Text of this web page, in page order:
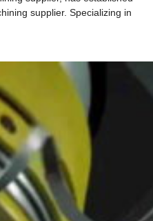
supplier. Specializing in